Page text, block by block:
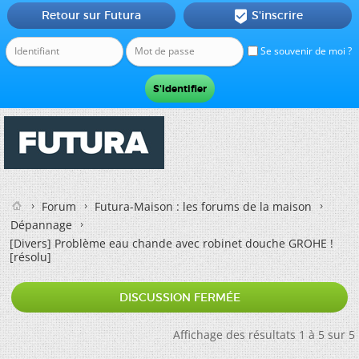
Se souvenir de moi ?
Retour sur Futura  S'inscrire
Forum
Futura-Maison : les forums de la maison
Dépannage
[Divers]Problème eau chande avec robinet douche GROHE !
[résolu]
DISCUSSION FERMÉE
Affichage des résultats 1 à 5 sur 5